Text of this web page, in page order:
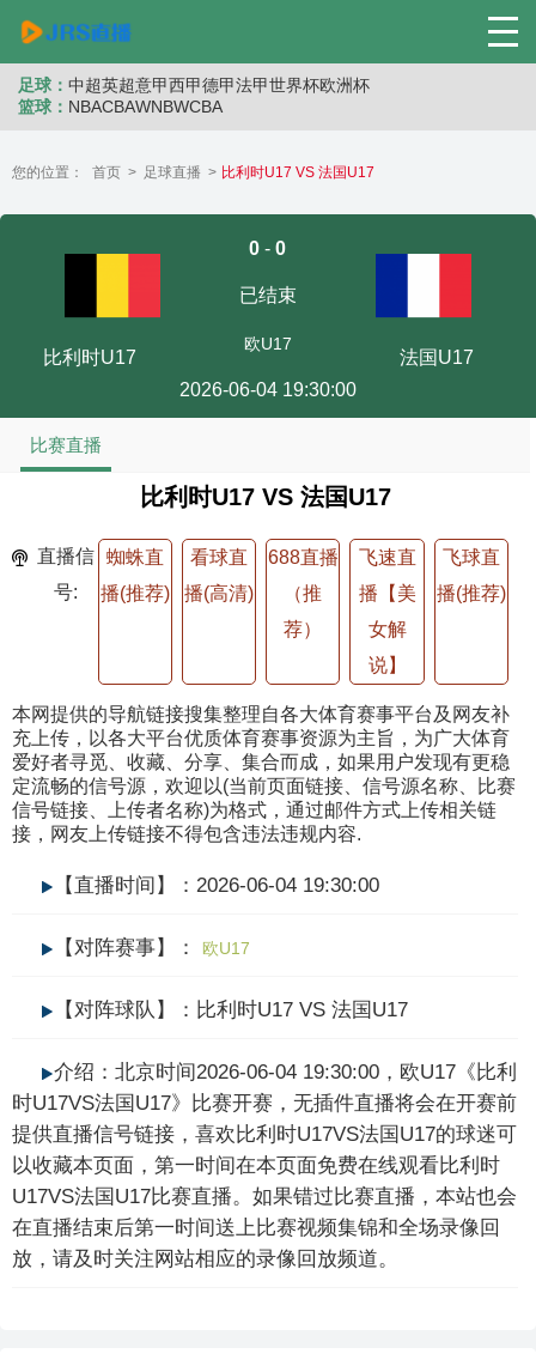
足球： 中超英超意甲西甲德甲法甲世界杯欧洲杯
篮球： NBACBAWNBWCBA
您的位置： 首页 > 足球直播 > 比利时U17 VS 法国U17
比利时U17
0 -0
已结束
欧U17
2026-06-04 19:30:00
法国U17
比赛直播
比利时U17 VS 法国U17
直播信
号:
蜘蛛直
播(推荐)
看球直
播(高清)
688直播
（推
荐）
飞速直
播【美
女解
说】
飞球直
播(推荐)
本网提供的导航链接搜集整理自各大体育赛事平台及网友补
充上传，以各大平台优质体育赛事资源为主旨，为广大体育
爱好者寻觅、收藏、分享、集合而成，如果用户发现有更稳
定流畅的信号源，欢迎以(当前页面链接、信号源名称、比赛
信号链接、上传者名称)为格式，通过邮件方式上传相关链
接，网友上传链接不得包含违法违规内容.
【直播时间】：2026-06-04 19:30:00
【对阵赛事】：欧U17
【对阵球队】：比利时U17 VS 法国U17
介绍：北京时间2026-06-04 19:30:00，欧U17《比利
时U17VS法国U17》比赛开赛，无插件直播将会在开赛前
提供直播信号链接，喜欢比利时U17VS法国U17的球迷可
以收藏本页面，第一时间在本页面免费在线观看比利时
U17VS法国U17比赛直播。如果错过比赛直播，本站也会
在直播结束后第一时间送上比赛视频集锦和全场录像回
放，请及时关注网站相应的录像回放频道。